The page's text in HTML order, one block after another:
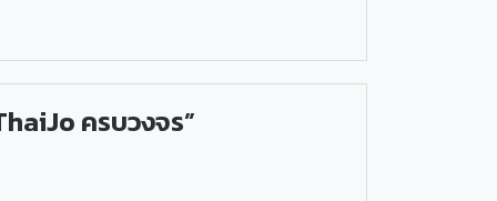
ครบวงจร”